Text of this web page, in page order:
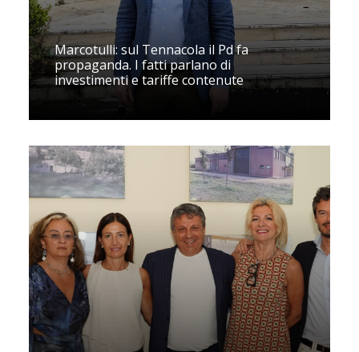
Marcotulli: sul Tennacola il Pd fa
propaganda. I fatti parlano di
investimenti e tariffe contenute